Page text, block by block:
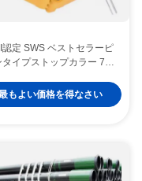
認定 SWS ベストセラーピ
タイプストップカラー 7"
ッシングセンターライザー
ツール
もよい価格を得なさい